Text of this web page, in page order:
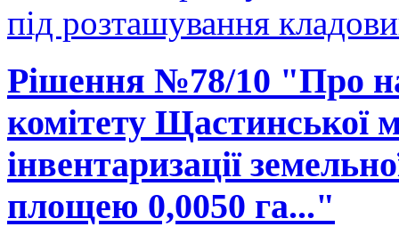
під розташування
Рішення №78/10 "Про
комітету Щастинської
інвентаризації
площею 0,0050 га..."